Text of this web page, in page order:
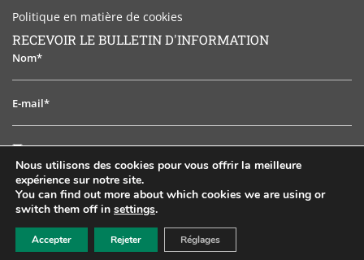
Politique en matière de cookies
RECEVOIR LE BULLETIN D'INFORMATION
Nom*
E-
J'ai
lu
et
j'accepte
l'avis
juridique
J'ai lu et j'accepte l'avis juridique
S'ABONNER
EN ES
Nous utilisons des cookies pour vous offrir la meilleure
expérience sur notre site.
You can find out more about which cookies we are using or
switch them off in settings.
Accepter Rejeter Réglages